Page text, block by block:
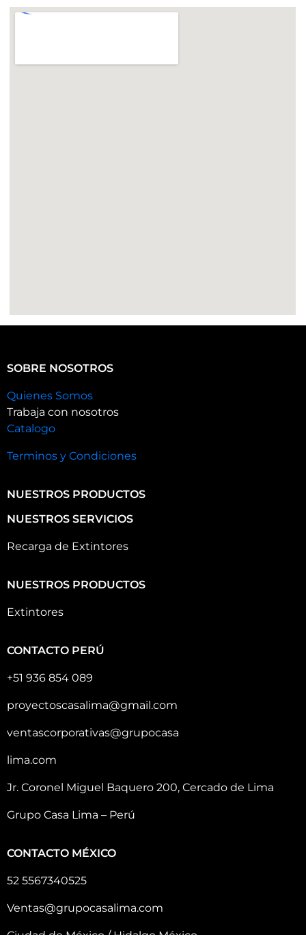
SOBRE NOSOTROS
Quienes Somos
Trabaja con nosotros
Catalogo
Terminos y Condiciones
NUESTROS PRODUCTOS
NUESTROS SERVICIOS
Recarga de Extintores
NUESTROS PRODUCTOS
Extintores
CONTACTO PERÚ
+51 936 854 089
proyectoscasalima@gmail.com
ventascorporativas@grupocasa
lima.com
Jr. Coronel Miguel Baquero 200, Cercado de Lima
Grupo Casa Lima – Perú
CONTACTO MÉXICO
52 5567340525
Ventas@grupocasalima.com